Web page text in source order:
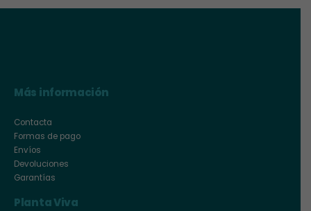
Más información
Contacta
Formas de pago
Envíos
Devoluciones
Garantías
Planta Viva